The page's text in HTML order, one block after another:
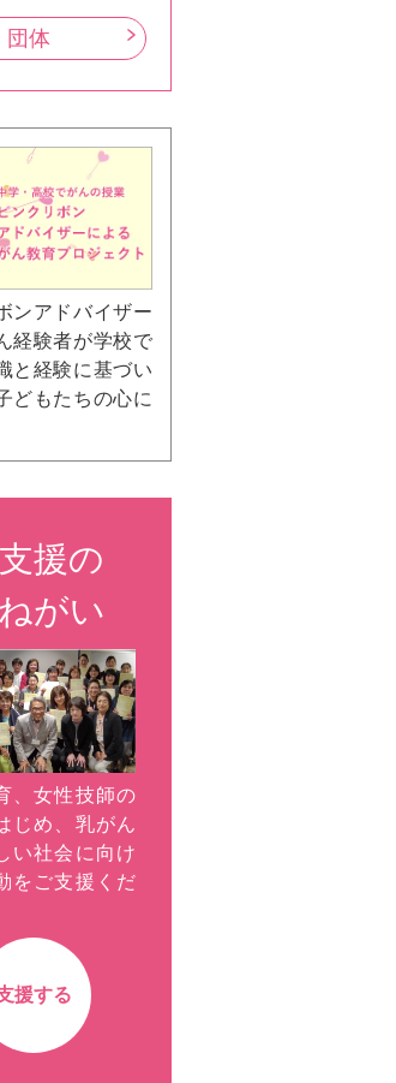
団体
ンアドバイザー
経験者が学校で
と経験に基づい
どもたちの心に
援の
がい
、女性技師の
じめ、乳がん
い社会に向け
をご支援くだ
援する